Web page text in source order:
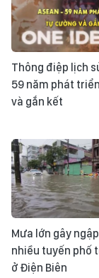
Thông điệp lịch
59 năm phát
và gắn kết
Mưa lớn gây
nhiều tuyến phố
ở Điện Biên